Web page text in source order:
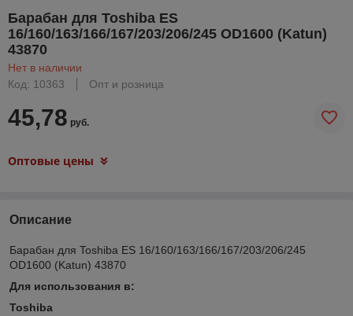
Барабан для Toshiba ES
16/160/163/166/167/203/206/245 OD1600 (Katun)
43870
Нет в наличии
Код: 10363
Опт и розница
45,78 руб.
Оптовые цены
Описание
Барабан для Toshiba ES 16/160/163/166/167/203/206/245
OD1600 (Katun) 43870
Для использования в:
Toshiba